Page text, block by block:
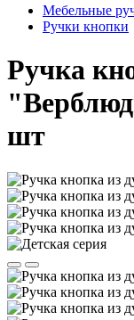
Мебельные
Ручки кнопки
Ручка
шт